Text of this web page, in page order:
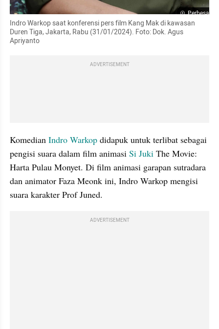
Perbesar
Indro Warkop saat konferensi pers film Kang Mak di kawasan
Duren Tiga, Jakarta, Rabu (31/01/2024). Foto: Dok. Agus
Apriyanto
ADVERTISEMENT
Komedian Indro Warkop didapuk untuk terlibat sebagai
pengisi suara dalam film animasi Si Juki The Movie:
Harta Pulau Monyet. Di film animasi garapan sutradara
dan animator Faza Meonk ini, Indro Warkop mengisi
suara karakter Prof Juned.
ADVERTISEMENT